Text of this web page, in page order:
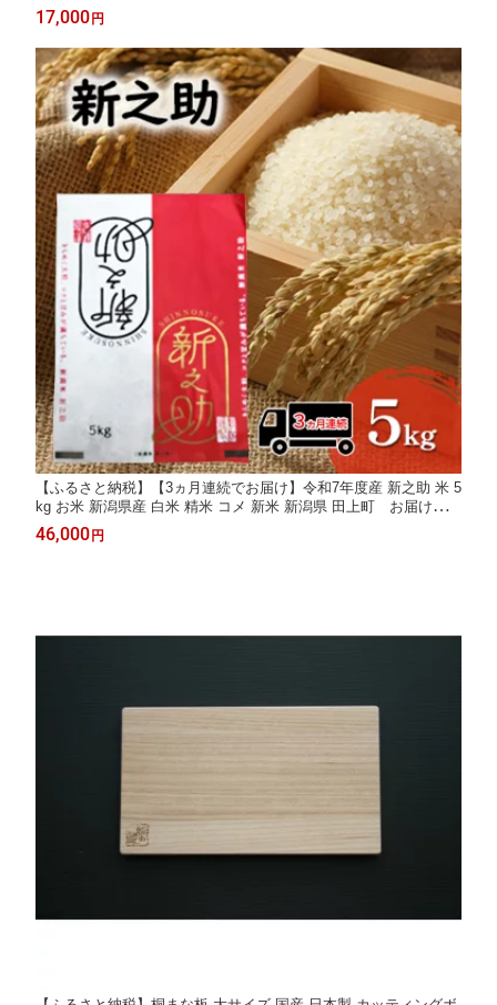
17,000円
【ふるさと納税】【3ヵ月連続でお届け】令和7年度産 新之助 米 5
kg お米 新潟県産 白米 精米 コメ 新米 新潟県 田上町 お届け：準
備出来次第、順次出荷
46,000円